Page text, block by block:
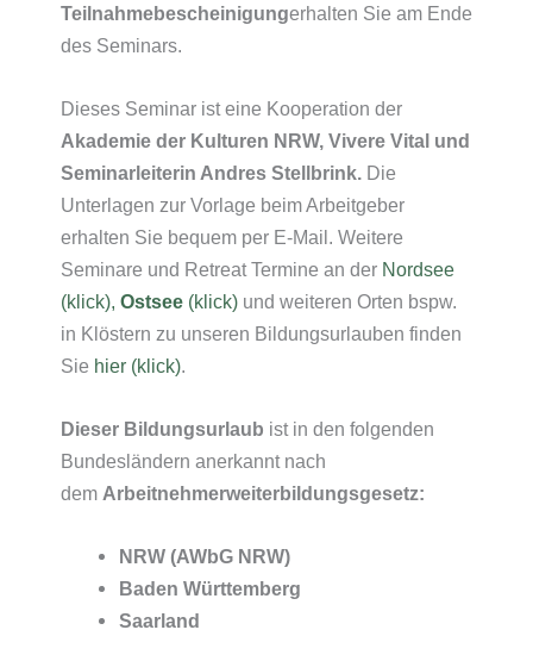
Teilnahmebescheinigungerhalten Sie am Ende
des Seminars.
Dieses Seminar ist eine Kooperation der
Akademie der Kulturen NRW, Vivere Vital und
Seminarleiterin Andres Stellbrink. Die
Unterlagen zur Vorlage beim Arbeitgeber
erhalten Sie bequem per E-Mail. Weitere
Seminare und Retreat Termine an der Nordsee
(klick), Ostsee (klick) und weiteren Orten bspw.
in Klöstern zu unseren Bildungsurlauben finden
Sie hier (klick).
Dieser Bildungsurlaub ist in den folgenden
Bundesländern anerkannt nach
dem Arbeitnehmerweiterbildungsgesetz:
NRW (AWbG NRW)
Baden Württemberg
Saarland